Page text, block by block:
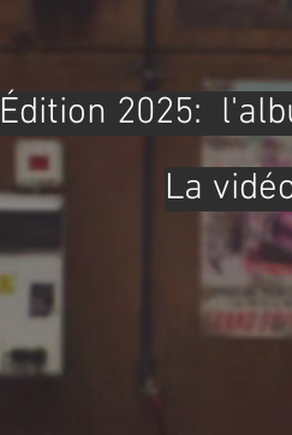
Édition 2025:
La